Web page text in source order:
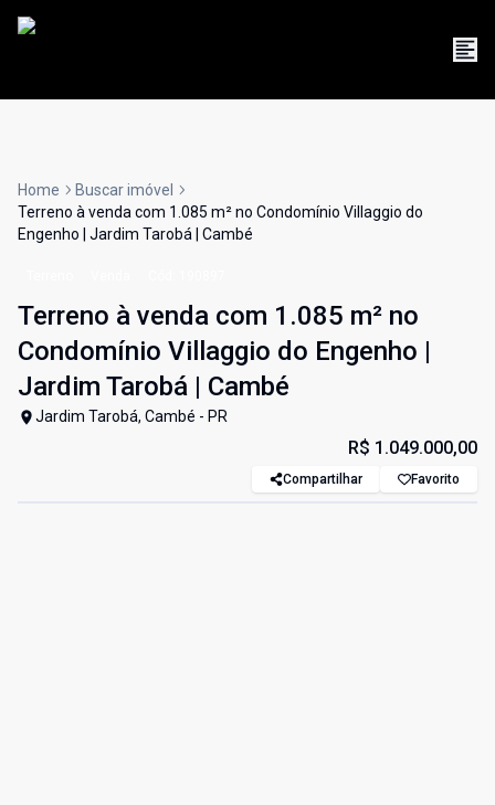
Home
Buscar imóvel
Terreno à venda com 1.085 m² no Condomínio Villaggio do
Engenho | Jardim Tarobá | Cambé
Terreno à venda com 1.085 m² no
Condomínio Villaggio do Engenho |
Jardim Tarobá | Cambé
Jardim Tarobá, Cambé - PR
R$ 1.049.000,00
Compartilhar Favorito